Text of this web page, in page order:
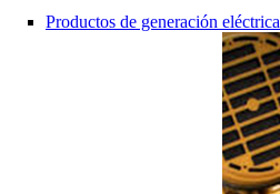
Productos de generación eléctrica